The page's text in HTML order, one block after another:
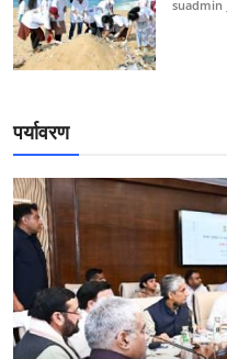
suadmin
पर्यावरण